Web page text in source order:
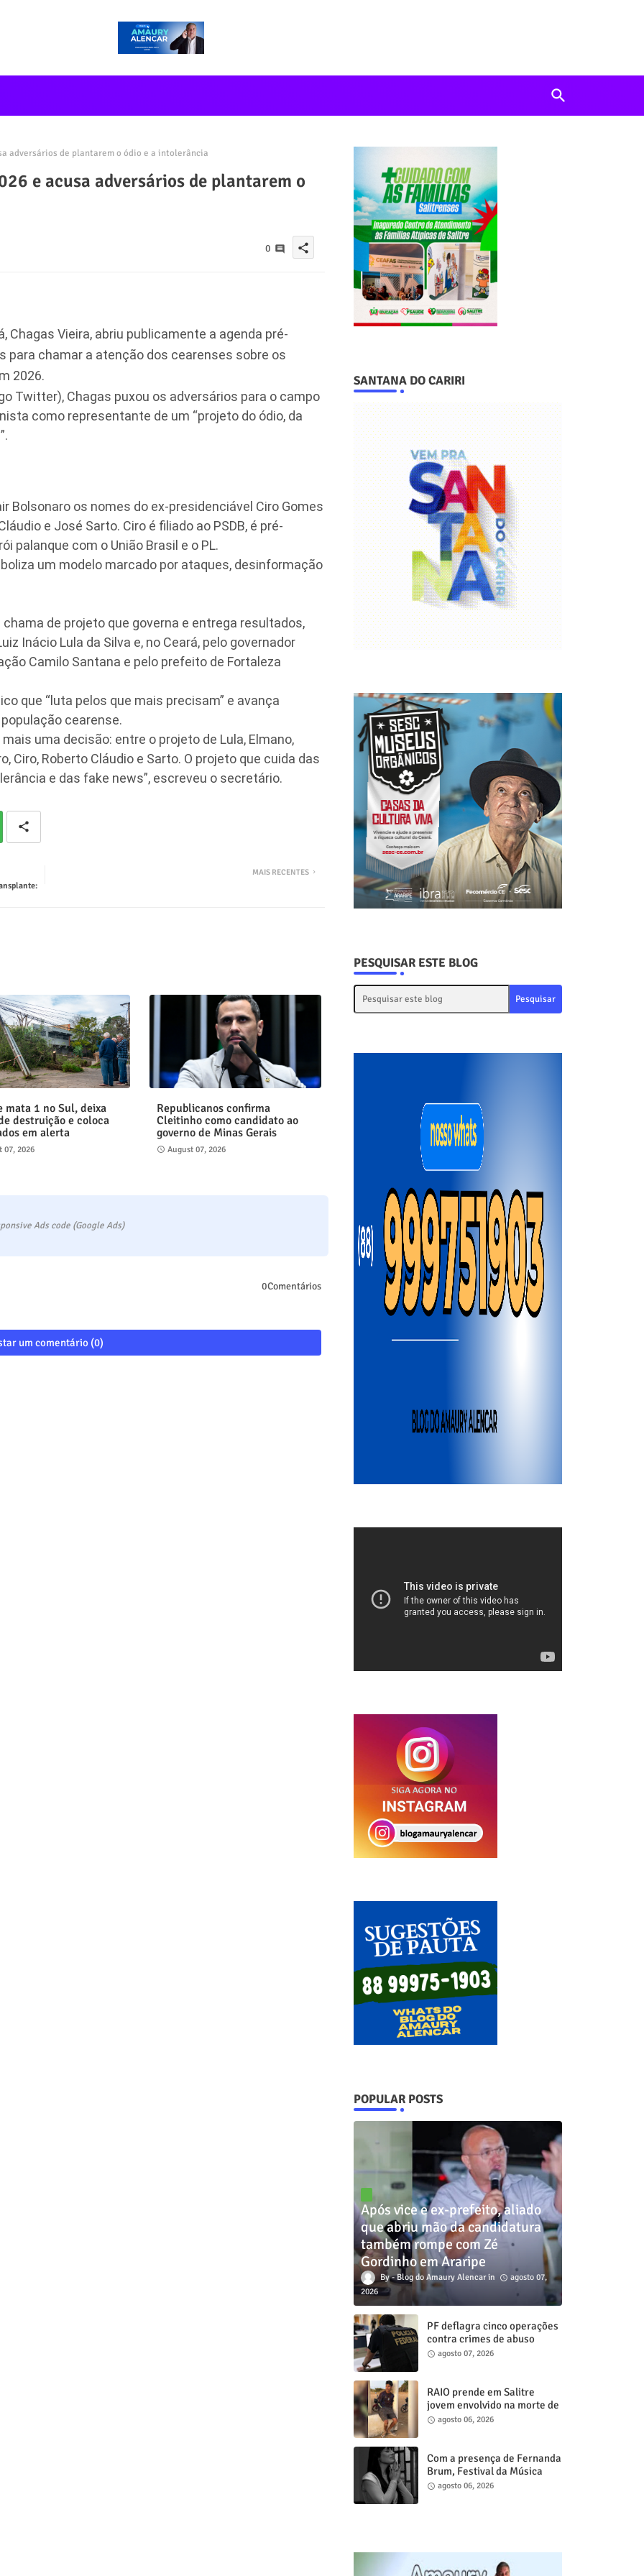
adversários de plantarem o ódio e a intolerância
e acusa adversários de plantarem o
0 share
Chagas Vieira, abriu publicamente a agenda pré-
para chamar a atenção dos cearenses sobre os
2026.
Twitter), Chagas puxou os adversários para o campo
como representante de um “projeto do ódio, da
Bolsonaro os nomes do ex-presidenciável Ciro Gomes
e José Sarto. Ciro é filiado ao PSDB, é pré-
palanque com o União Brasil e o PL.
um modelo marcado por ataques, desinformação
de projeto que governa e entrega resultados,
Inácio Lula da Silva e, no Ceará, pelo governador
Camilo Santana e pelo prefeito de Fortaleza
que “luta pelos que mais precisam” e avança
cearense.
uma decisão: entre o projeto de Lula, Elmano,
Ciro, Roberto Cláudio e Sarto. O projeto que cuida das
e das fake news”, escreveu o secretário.
MAIS RECENTES
mata 1 no Sul, deixa
destruição e coloca
em alerta
07, 2026
Republicanos confirma
Cleitinho como candidato ao
governo de Minas Gerais
August 07, 2026
Ads code (Google Ads)
0Comentários
um comentário (0)
SANTANA DO CARIRI
PESQUISAR ESTE BLOG
POPULAR POSTS
Após vice e ex-prefeito, aliado
que abriu mão da candidatura
também rompe com Zé
Gordinho em Araripe
Blog do Amaury Alencar
agosto 07,
2026
PF deflagra cinco operações
contra crimes de abuso
sexual infanto juvenil em
agosto 07, 2026
RAIO prende em Salitre
jovem envolvido na morte de
psicóloga em Missão Velha
agosto 06, 2026
Com a presença de Fernanda
Brum, Festival da Música
Gospel de Juazeiro do Norte
agosto 06, 2026